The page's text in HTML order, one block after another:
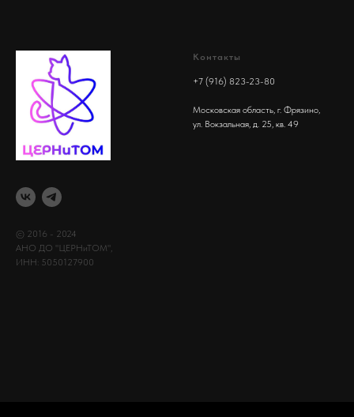
© 2016 - 2024
АНО ДО "ЦЕРНиТОМ",
ИНН: 5050127900
Контакты
+7 (916) 823-23-80
Московская область, г. Фрязино,
ул. Вокзальная, д. 25, кв. 49